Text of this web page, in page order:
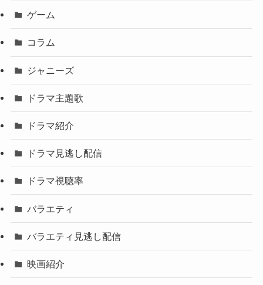
ゲーム
コラム
ジャニーズ
ドラマ主題歌
ドラマ紹介
ドラマ見逃し配信
ドラマ視聴率
バラエティ
バラエティ見逃し配信
映画紹介